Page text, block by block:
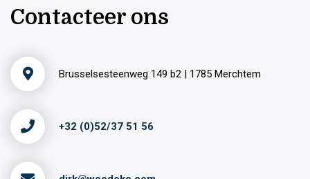
Contacteer ons
Brusselsesteenweg 149 b2 | 1785 Merchtem
+32 (0)52/37 51 56